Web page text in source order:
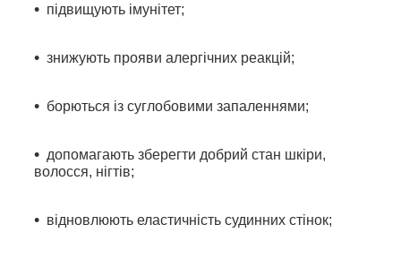
підвищують імунітет;
знижують прояви алергічних реакцій;
борються із суглобовими запаленнями;
допомагають зберегти добрий стан шкіри,
волосся, нігтів;
відновлюють еластичність судинних стінок;